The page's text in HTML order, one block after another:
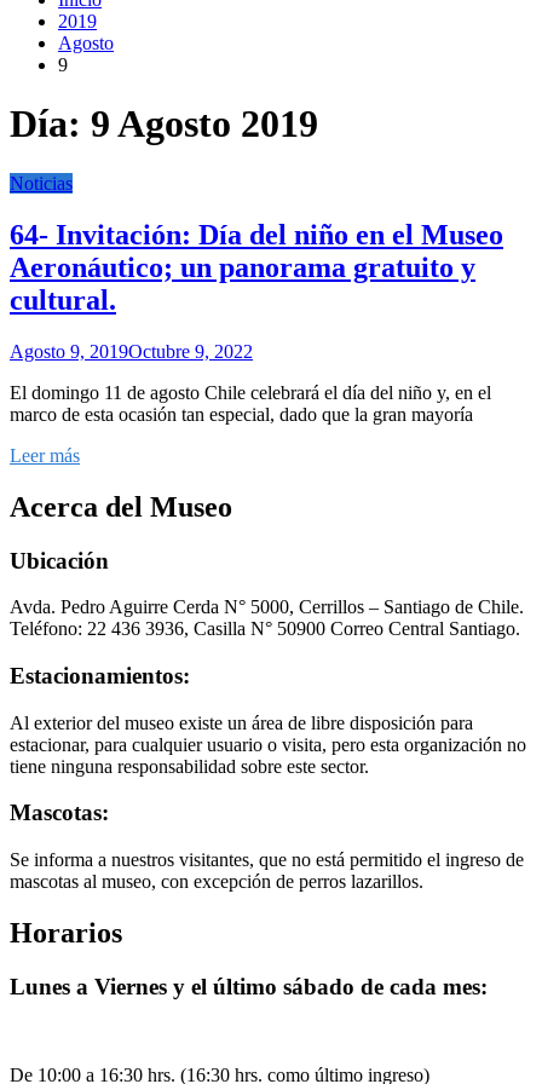
2019
Agosto
9
Día: 9 Agosto 2019
Noticias
64- Invitación: Día del niño en el Museo
Aeronáutico; un panorama gratuito y
cultural.
Agosto 9, 2019Octubre 9, 2022
El domingo 11 de agosto Chile celebrará el día del niño y, en el
marco de esta ocasión tan especial, dado que la gran mayoría
Leer más
Acerca del Museo
Ubicación
Avda. Pedro Aguirre Cerda N° 5000, Cerrillos – Santiago de Chile.
Teléfono: 22 436 3936, Casilla N° 50900 Correo Central Santiago.
Estacionamientos:
Al exterior del museo existe un área de libre disposición para
estacionar, para cualquier usuario o visita, pero esta organización no
tiene ninguna responsabilidad sobre este sector.
Mascotas:
Se informa a nuestros visitantes, que no está permitido el ingreso de
mascotas al museo, con excepción de perros lazarillos.
Horarios
Lunes a Viernes y el último sábado de cada mes:
De 10:00 a 16:30 hrs. (16:30 hrs. como último ingreso)